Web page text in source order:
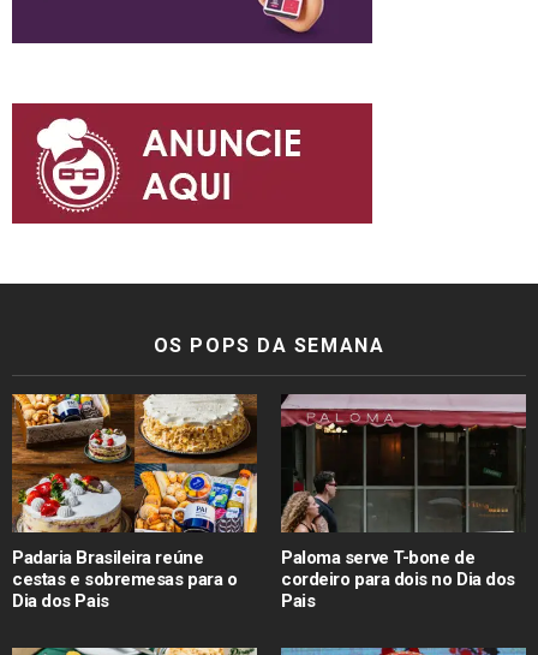
OS POPS DA SEMANA
Padaria Brasileira reúne
cestas e sobremesas para o
Dia dos Pais
Paloma serve T-bone de
cordeiro para dois no Dia dos
Pais